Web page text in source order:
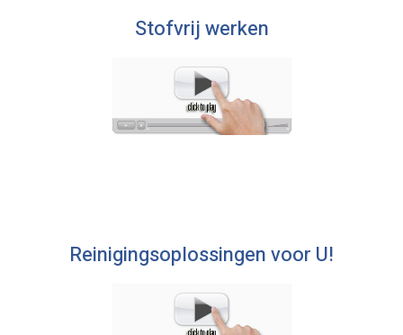
Stofvrij werken
Reinigingsoplossingen voor U!